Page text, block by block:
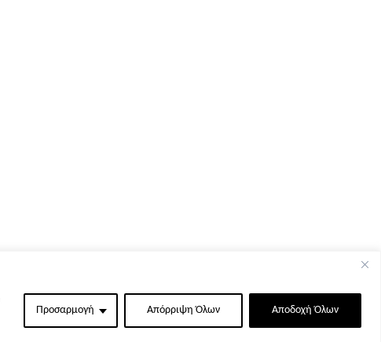
Προσαρμογή Απόρριψη Όλων Αποδοχή Όλων